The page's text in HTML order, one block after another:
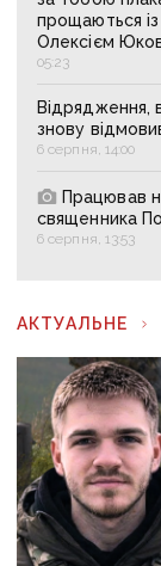
прощаються
Олексієм
05:23
Відрядження,
знову
6 серпня, 14:00
Працював
священника
6 серпня, 13:53
АКТУАЛЬНЕ